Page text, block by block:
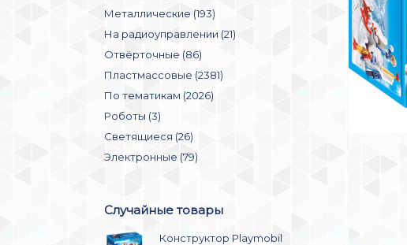
Металлические (193)
На радиоуправлении (21)
Отвёрточные (86)
Пластмассовые (2381)
По тематикам (2026)
Роботы (3)
Светящиеся (26)
Электронные (79)
Случайные товары
Конструктор Playmobil